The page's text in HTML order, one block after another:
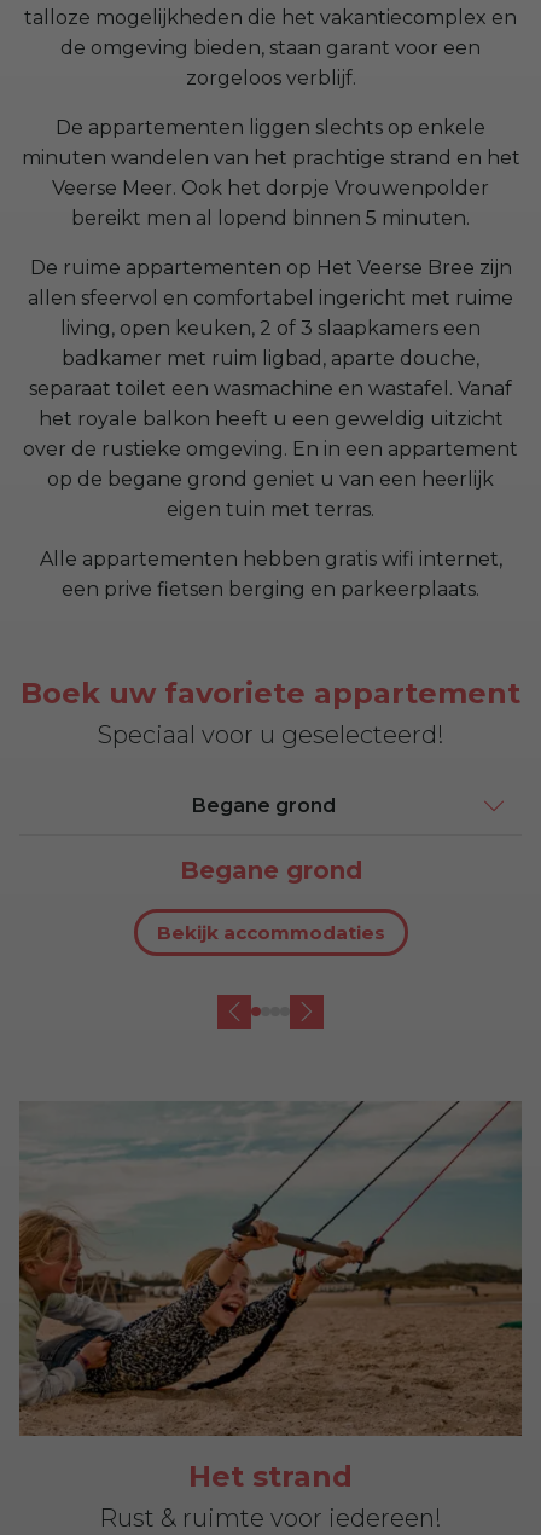
talloze mogelijkheden die het vakantiecomplex en
de omgeving bieden, staan garant voor een
zorgeloos verblijf.
De appartementen liggen slechts op enkele
minuten wandelen van het prachtige strand en het
Veerse Meer. Ook het dorpje Vrouwenpolder
bereikt men al lopend binnen 5 minuten.
De ruime appartementen op Het Veerse Bree zijn
allen sfeervol en comfortabel ingericht met ruime
living, open keuken, 2 of 3 slaapkamers een
badkamer met ruim ligbad, aparte douche,
separaat toilet een wasmachine en wastafel. Vanaf
het royale balkon heeft u een geweldig uitzicht
over de rustieke omgeving. En in een appartement
op de begane grond geniet u van een heerlijk
eigen tuin met terras.
Alle appartementen hebben gratis wifi internet,
een prive fietsen berging en parkeerplaats.
Boek uw favoriete appartement
Speciaal voor u geselecteerd!
Begane grond
Begane grond
Bekijk accommodaties
Het strand
Rust & ruimte voor iedereen!